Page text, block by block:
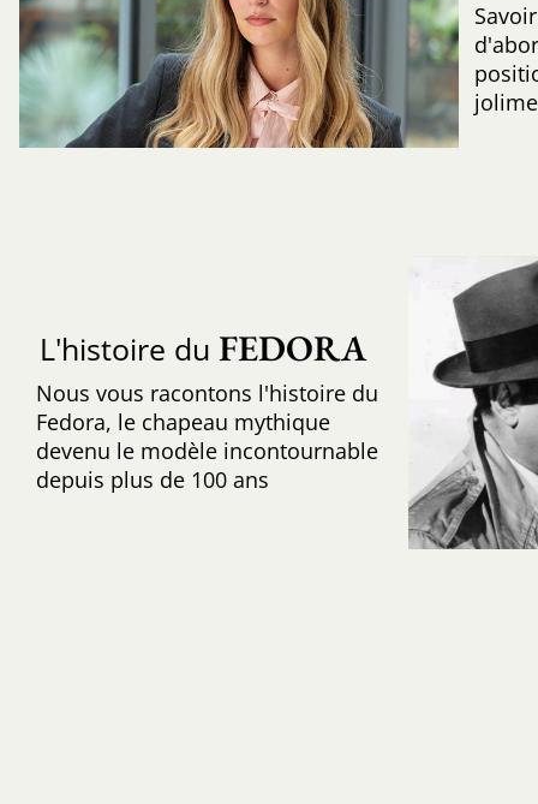
L'histoire du FEDORA
Nous vous racontons l'histoire du
Fedora, le chapeau mythique
devenu le modèle incontournable
depuis plus de 100 ans